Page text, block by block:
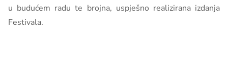
u budućem radu te brojna, uspješno realizirana izdanja
Festivala.